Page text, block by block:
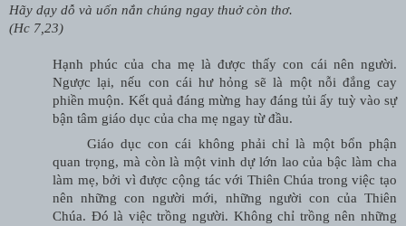
Hãy dạy dỗ và uốn nắn chúng ngay thuở còn thơ.
(Hc 7,23)
Hạnh phúc của cha mẹ là được thấy con cái nên người.
Ngược lại, nếu con cái hư hỏng sẽ là một nỗi đắng cay
phiền muộn. Kết quả đáng mừng hay đáng tủi ấy tuỳ vào sự
bận tâm giáo dục của cha mẹ ngay từ đầu.
Giáo dục con cái không phải chỉ là một bổn phận
quan trọng, mà còn là một vinh dự lớn lao của bậc làm cha
làm mẹ, bởi vì được cộng tác với Thiên Chúa trong việc tạo
nên những con người mới, những người con của Thiên
Chúa. Đó là việc trồng người. Không chỉ trồng nên những